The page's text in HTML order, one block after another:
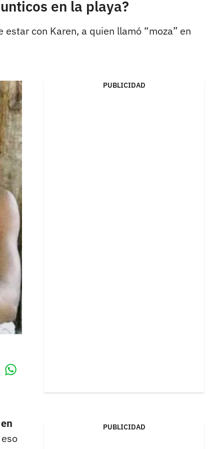
en la playa?
con Karen, a quien llamó “moza” en
PUBLICIDAD
PUBLICIDAD